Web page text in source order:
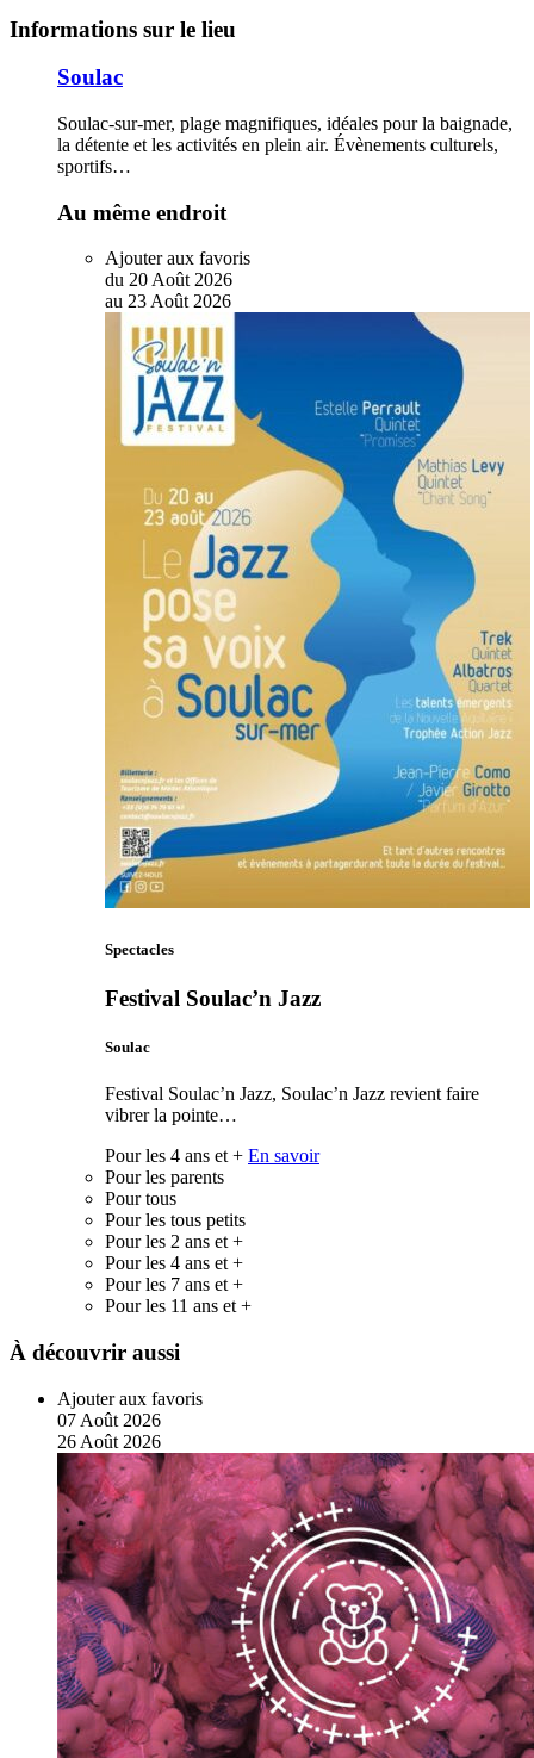
Informations sur le lieu
Soulac
Soulac-sur-mer, plage magnifiques, idéales pour la baignade,
la détente et les activités en plein air. Évènements culturels,
sportifs…
Au même endroit
Ajouter aux favoris
du 20Août 2026
au 23Août 2026
Spectacles
Festival Soulac’n Jazz
Soulac
Festival Soulac’n Jazz, Soulac’n Jazz revient faire
vibrer la pointe…
Pour les 4 ans et + En savoir
Pour les parents
Pour tous
Pour les tous petits
Pour les 2 ans et +
Pour les 4 ans et +
Pour les 7 ans et +
Pour les 11 ans et +
À découvrir aussi
Ajouter aux favoris
07 Août 2026
26 Août 2026